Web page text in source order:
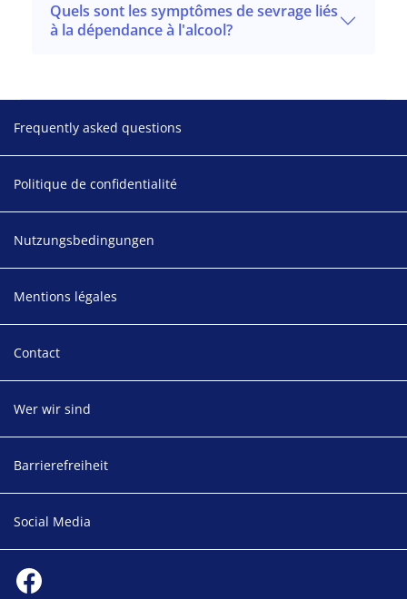
Quels sont les symptômes de sevrage liés
à la dépendance à l'alcool?
Frequently asked questions
Politique de confidentialité
Nutzungsbedingungen
Mentions légales
Contact
Wer wir sind
Barrierefreiheit
Social Media
Facebook